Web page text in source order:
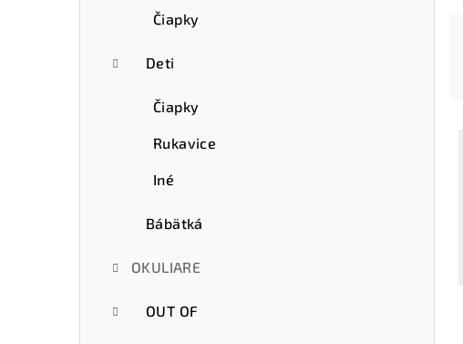
Čiapky
Deti
Čiapky
Rukavice
Iné
Bábätká
OKULIARE
OUT OF